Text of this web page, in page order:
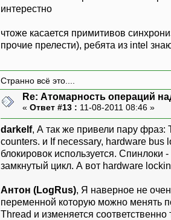
интерестно
чтоже касается примитивов
прочие прелести), ребята из intel
Странно всё это....
Re: Атомарность операций
« Ответ #13 : 11-08-2011 08:46 »
darkelf, А так же привели пару фраз:
counters. и If necessary, hardware bus
блокировок используется.
замкнутый цикл. А вот hardware
Антон (LogRus), Я наверное не
переменной которую можно менять
Thread и изменяется